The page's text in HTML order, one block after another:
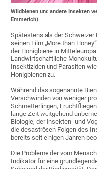
Wildbienen und andere Insekten
Emmerich)
Spätestens als der
seinen Film „More than
der Honigbiene in
Landwirtschaftliche
Insektiziden und Parasiten
Honigbienen zu.
Während das sogenannte
Verschwinden von weniger
Schmetterlingen,
lange Zeit weitgehend
Biologie, der Insekten- und
die desaströsen Folgen des
bereits seit einigen Jahren
Die Probleme der vom
Indikator für eine